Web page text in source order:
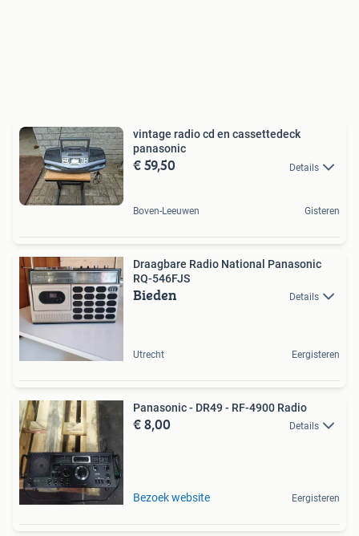
vintage radio cd en cassettedeck
panasonic
€ 59,50 Details
Boven-Leeuwen Gisteren
Draagbare Radio National Panasonic
RQ-546FJS
Bieden Details
Utrecht Eergisteren
Panasonic - DR49 - RF-4900 Radio
€ 8,00 Details
Bezoek website Eergisteren